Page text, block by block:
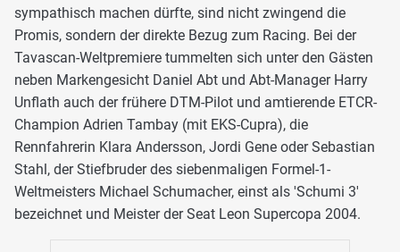
sympathisch machen dürfte, sind nicht zwingend die
Promis, sondern der direkte Bezug zum Racing. Bei der
Tavascan-Weltpremiere tummelten sich unter den Gästen
neben Markengesicht Daniel Abt und Abt-Manager Harry
Unflath auch der frühere DTM-Pilot und amtierende ETCR-
Champion Adrien Tambay (mit EKS-Cupra), die
Rennfahrerin Klara Andersson, Jordi Gene oder Sebastian
Stahl, der Stiefbruder des siebenmaligen Formel-1-
Weltmeisters Michael Schumacher, einst als 'Schumi 3'
bezeichnet und Meister der Seat Leon Supercopa 2004.